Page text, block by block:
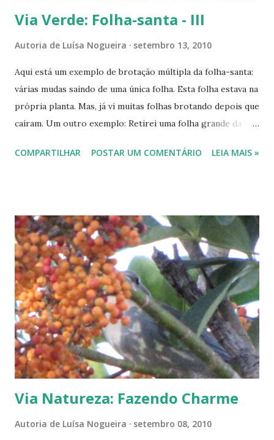
Via Verde: Folha-santa - III
Autoria de Luísa Nogueira setembro 13, 2010
Aqui está um exemplo de brotação múltipla da folha-santa:
várias mudas saindo de uma única folha. Esta folha estava na
própria planta. Mas, já vi muitas folhas brotando depois que
caíram. Um outro exemplo: Retirei uma folha grande da
semanas depois, ela começou a brotar dos dois lados, em
secas. Vejam: a primeira enraizou bem, permanecendo
verde. A outra, apesar de estar secando e sem contato com
a terra, também enraizou, porém suas raízes ficaram
brancas. Isto mostra o grande potencial ativo da
composição dessa planta. Há pesquisas em várias partes do
Brasil sobre esta e outras plantas, creio eu. Mas, será que
essas pesquisas tentam, a fundo, descobrir os variados
efeit...
COMPARTILHAR POSTAR UM COMENTÁRIO LEIA MAIS »
Via Natureza: Fazendo Charme
Autoria de Luísa Nogueira setembro 08, 2010